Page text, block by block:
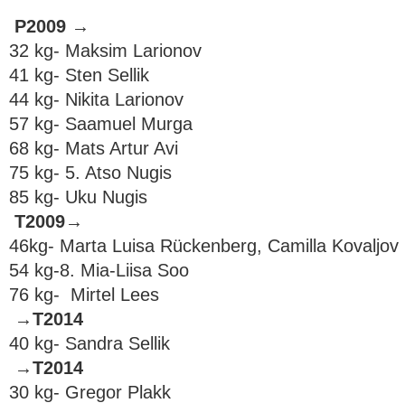
P2009 →
32 kg- Maksim Larionov
41 kg- Sten Sellik
44 kg- Nikita Larionov
57 kg- Saamuel Murga
68 kg- Mats Artur Avi
75 kg- 5. Atso Nugis
85 kg- Uku Nugis
T2009→
46kg- Marta Luisa Rückenberg, Camilla Kovaljov
54 kg-8. Mia-Liisa Soo
76 kg-
Mirtel Lees
→T2014
40 kg- Sandra Sellik
→T2014
30 kg- Gregor Plakk